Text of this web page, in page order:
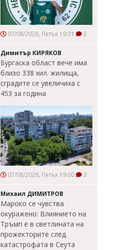
07/08/2026, Петък 19:31 2
Димитър КИРЯКОВ
Бургаска област вече има
близо 338 хил. жилища,
сградите се увеличиха с
453 за година
07/08/2026, Петък 19:00 3
Михаил ДИМИТРОВ
Мароко се чувства
окуражено: Влиянието на
Тръмп е в светлината на
прожекторите след
катастрофата в Сеута